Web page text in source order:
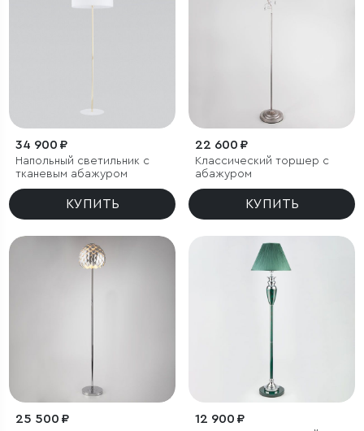
34 900 ₽
Напольный светильник с
тканевым абажуром
КУПИТЬ
22 600 ₽
Классический торшер с
абажуром
КУПИТЬ
25 500 ₽ 12 900 ₽